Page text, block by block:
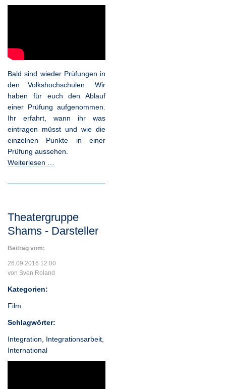
Bald sind wieder Prüfungen in
den Volkshochschulen. Wir
haben für euch den Ablauf
einer Prüfung aufgenommen.
Ihr erfahrt, wann ihr was
eintragen müsst und wie die
einzelnen Punkte in einer
Prüfung aussehen.
Weiterlesen …
Theatergruppe
Shams - Darsteller
Beitrag vom:
26.09.2016 12:00
von Sven Roland
Kategorien:
Film
Schlagwörter:
Integration Integrationsarbeit
International